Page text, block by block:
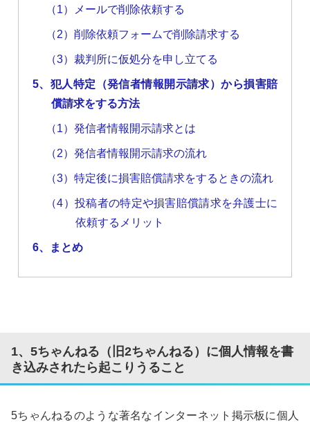
（1）メールで削除依頼する
（2）削除依頼フォームで削除請求する
（3）裁判所に仮処分を申し立てる
5、犯人特定（発信者情報開示請求）から損害賠
償請求をする方法
（1）発信者情報開示請求とは
（2）発信者情報開示請求の流れ
（3）特定後に損害賠償請求をするときの流れ
（4）投稿者の特定や損害賠償請求を弁護士に
依頼するメリット
6、まとめ
1、5ちゃんねる（旧2ちゃんねる）に個人情報を書
き込みされたら起こりうること
5ちゃんねるのような著名なインターネット掲示板に個人